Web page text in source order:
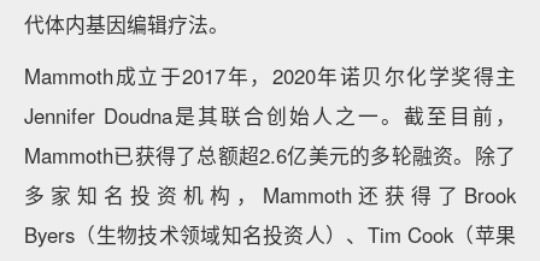
代体内基因编辑疗法。
Mammoth成立于2017年，2020年诺贝尔化学奖得主
Jennifer Doudna是其联合创始人之一。截至目前，
Mammoth已获得了总额超2.6亿美元的多轮融资。除了
多家知名投资机构，Mammoth还获得了Brook
Byers（生物技术领域知名投资人）、Tim Cook（苹果